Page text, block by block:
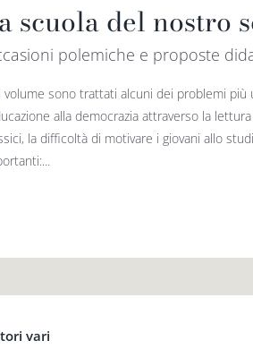
scuola del nostro
polemiche e proposte
volume sono trattati alcuni dei problemi
alla democrazia attraverso la
la difficoltà di motivare i giovani allo
vari